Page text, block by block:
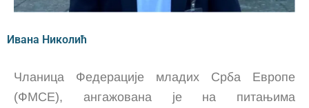
Ивана Николић
Чланица Федерације младих Срба Европе
(ФМСЕ), ангажована је на питањима